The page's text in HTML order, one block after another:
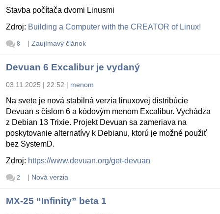
Stavba počítača dvomi Linusmi
Zdroj: Building a Computer with the CREATOR of Linux!
8 | Zaujímavý článok
Devuan 6 Excalibur je vydaný
03.11.2025 | 22:52 | menom
Na svete je nová stabilná verzia linuxovej distribúcie
Devuan s číslom 6 a kódovým menom Excalibur. Vychádza
z Debian 13 Trixie. Projekt Devuan sa zameriava na
poskytovanie alternatívy k Debianu, ktorú je možné použiť
bez SystemD.
Zdroj: https://www.devuan.org/get-devuan
2 | Nová verzia
MX-25 “Infinity” beta 1